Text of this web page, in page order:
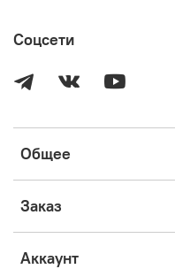
Общее
Заказ
Аккаунт
Соцсети